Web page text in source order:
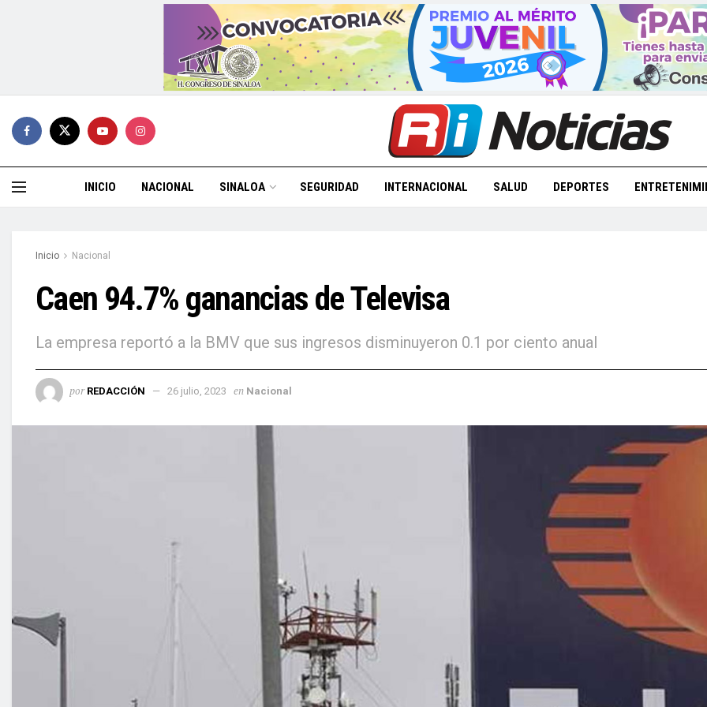
INICIO NACIONAL SINALOA SEGURIDAD INTERNACIONAL SALUD DEPORTES
Inicio Nacional
Caen 94.7% ganancias de Televisa
La empresa reportó a la BMV que sus ingresos disminuyeron 0.1 por ciento anual
por REDACCIÓN 26 julio, 2023 en Nacional